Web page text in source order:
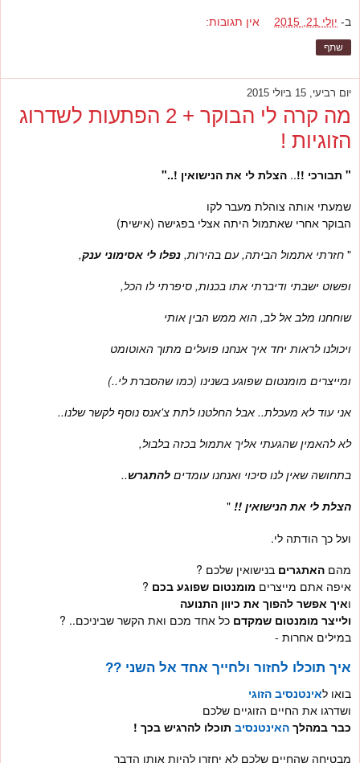
ב- יולי 21, 2015 אין תגובות:
שתף
יום רביעי, 15 ביולי 2015
מה קרה לי הבוקר + 2 הפתעות לשדרוג
הזוגיות !
" תבורכי !!.. הצלת לי את הנישואין !.."
שמעתי אותה צוהלת מעבר לקו
הבוקר אחרי שאתמול היתה אצלי בפגישה (אישית)
" חזרתי אתמול הביתה, עם בהירות, נפלו לי אסימוני ענק,
ופשוט ישבתי ודיברתי אתו בכנות, סיפרתי לו הכל,
שוחחנו מלב אל לב, הוא ממש הבין אותי
ויכולנו לראות יחד איך אנחנו פועלים מתוך האוטומט
ומייצרים מומנטום שפוגע בשנינו (כמו שהסברת לי..)
אני עוד לא מעכלת.. אבל החלטנו לתת צ'אנס נוסף לקשר שלנו..
לא להאמין שהגעתי אליך אתמול בכזה בלבול,
בתחושה שאין לנו סיכוי ואנחנו עומדים להתגרש..
הצלת לי את הנישואין !! "
ועל כך הודתה לי.
מהם האתגרים בנישואין שלכם ?
איפה אתם מייצרים מומנטום שפוגע בכם ?
ואיך אפשר להפוך את כיוון התנועה
ולייצר מומנטום שמקדם כל אחד מכם ואת הקשר שביניכם.. ?
במילים אחרות -
איך תוכלו לחזור ולחייך אחד אל השני ??
בואו לאינטנסיב הזוגי
ושדרגו את החיים הזוגיים שלכם
כבר במהלך האינטנסיב תוכלו להרגיש בכך !
מבטיחה שהחיים שלכם לא יחזרו להיות אותו הדבר